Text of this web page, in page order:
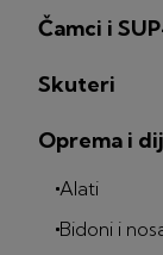
Čamci i
Skuteri
Oprema i
Alati
Bidoni i